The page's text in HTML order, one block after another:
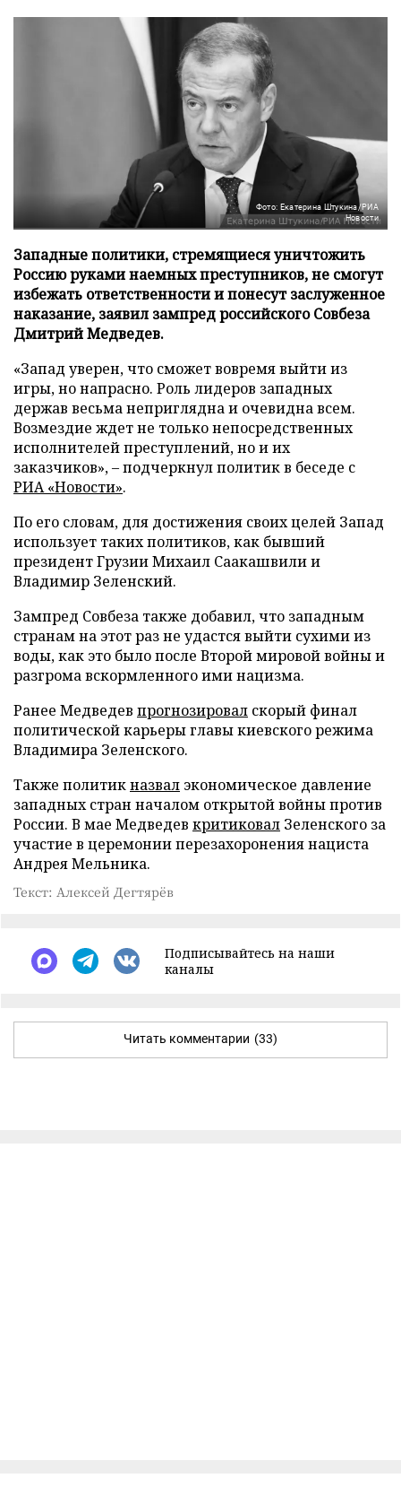
Фото: Екатерина Штукина/РИА
Новости
Западные политики, стремящиеся уничтожить
Россию руками наемных преступников, не смогут
избежать ответственности и понесут заслуженное
наказание, заявил зампред российского Совбеза
Дмитрий Медведев.
«Запад уверен, что сможет вовремя выйти из
игры, но напрасно. Роль лидеров западных
держав весьма неприглядна и очевидна всем.
Возмездие ждет не только непосредственных
исполнителей преступлений, но и их
заказчиков», – подчеркнул политик в беседе с
РИА «Новости».
По его словам, для достижения своих целей Запад
использует таких политиков, как бывший
президент Грузии Михаил Саакашвили и
Владимир Зеленский.
Зампред Совбеза также добавил, что западным
странам на этот раз не удастся выйти сухими из
воды, как это было после Второй мировой войны и
разгрома вскормленного ими нацизма.
Ранее Медведев прогнозировал скорый финал
политической карьеры главы киевского режима
Владимира Зеленского.
Также политикназвал экономическое давление
западных стран началом открытой войны против
России. В мае Медведев критиковал Зеленского за
участие в церемонии перезахоронения нациста
Андрея Мельника.
Текст: Алексей Дегтярёв
Подписывайтесь на наши
каналы
Читать комментарии (33)